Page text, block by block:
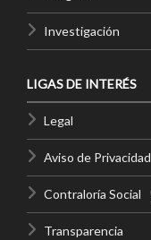
Investigación
LIGAS DE INTERÉS
Legal
Aviso de Privacidad
Contraloría Social
Transparencia